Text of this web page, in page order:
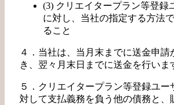
(3) クリエイタープラン等登録
に対し、当社の指定する方法
ること
４．当社は、当月末までに送金申請
き、翌々月末日までに送金を行いま
５．クリエイタープラン等登録ユー
対して支払義務を負う他の債務と、